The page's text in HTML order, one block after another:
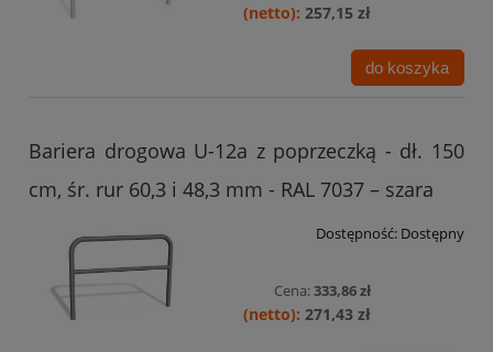
257,15 zł
do koszyka
Bariera drogowa U-12a z poprzeczką - dł. 150
cm, śr. rur 60,3 i 48,3 mm - RAL 7037 – szara
Dostępność: Dostępny
Cena:333,86 zł
271,43 zł